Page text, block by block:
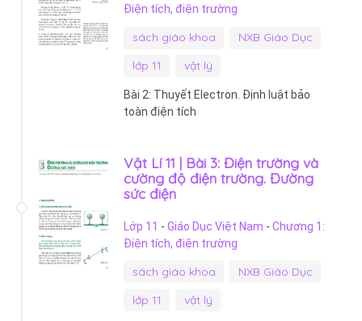
Điện tích, điện trường
sách giáo khoa
NXB Giáo Dục
lớp 11
vật lý
Bài 2: Thuyết Electron. Định luật bảo
toàn điện tích
Vật Lí 11 | Bài 3: Điện trường và
cường độ điện trường. Đường
sức điện
Lớp 11 - Giáo Dục Việt Nam - Chương 1:
Điện tích, điện trường
sách giáo khoa
NXB Giáo Dục
lớp 11
vật lý